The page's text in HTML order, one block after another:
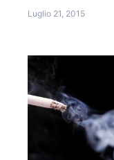
Luglio 21, 2015